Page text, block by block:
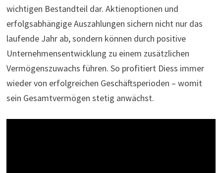
wichtigen Bestandteil dar. Aktienoptionen und
erfolgsabhängige Auszahlungen sichern nicht nur das
laufende Jahr ab, sondern können durch positive
Unternehmensentwicklung zu einem zusätzlichen
Vermögenszuwachs führen. So profitiert Diess immer
wieder von erfolgreichen Geschäftsperioden – womit
sein Gesamtvermögen stetig anwächst.